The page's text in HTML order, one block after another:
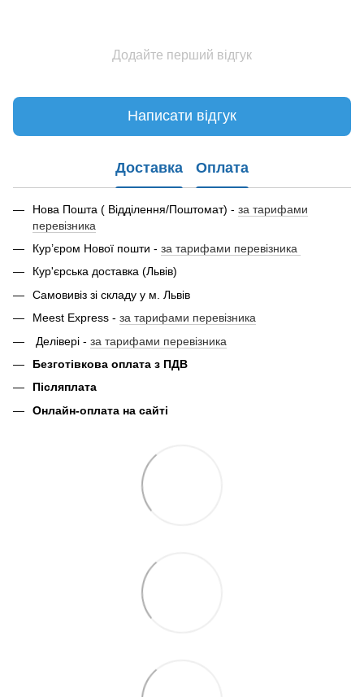
Додайте перший відгук
Написати відгук
Доставка Оплата
Нова Пошта ( Відділення/Поштомат) - за тарифами
перевізника
Кур’єром Нової пошти - за тарифами перевізника
Кур'єрська доставка (Львів)
Самовивіз зі складу у м. Львів
Meest Express - за тарифами перевізника
Делівері - за тарифами перевізника
Безготівкова оплата з ПДВ
Післяплата
Онлайн-оплата на сайті